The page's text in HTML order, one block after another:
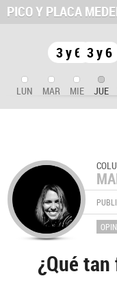
PICO Y PLACA
3 y 6 3 y 6
LUN MAR MIE JUE
¿Qué